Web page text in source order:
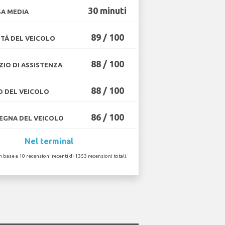
MEDIA 30 minuti
DEL VEICOLO 89 / 100
DI ASSISTENZA 88 / 100
DEL VEICOLO 88 / 100
DEL VEICOLO 86 / 100
Nel terminal
base a 10 recensioni recenti di 1353 recensioni totali.